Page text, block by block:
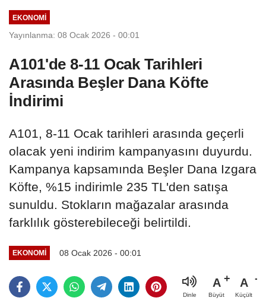
EKONOMI
Yayınlanma: 08 Ocak 2026 - 00:01
A101'de 8-11 Ocak Tarihleri
Arasında Beşler Dana Köfte
İndirimi
A101, 8-11 Ocak tarihleri arasında geçerli
olacak yeni indirim kampanyasını duyurdu.
Kampanya kapsamında Beşler Dana Izgara
Köfte, %15 indirimle 235 TL'den satışa
sunuldu. Stokların mağazalar arasında
farklılık gösterebileceği belirtildi.
EKONOMI 08 Ocak 2026 - 00:01
Dinle
A
Büyüt
A
Küçült